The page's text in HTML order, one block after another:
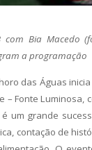
com Bia Macedo
a programação
das Águas
– Fonte Luminosa,
um grande
contação de